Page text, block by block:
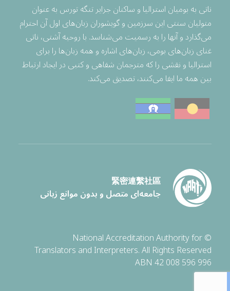
ناتی به بومیان استرالیا و ساکنان جزایر تنگه تورس به عنوان
متولیان سنتی این سرزمین و گویشوران زبان‌های اول آن احترام
می‌گذارد و آنها را به رسمیت می‌شناسد. با روحیه آشتی، ناتی
غنای زبان‌های بومی، زبان‌های اشاره و همه زبان‌ها را برای
استرالیا و نقشی را که مترجمان شفاهی و کتبی در ایجاد ارتباط
بین همه ما ایفا می‌کنند، تصدیق می‌کند.
緊密連繫社區
جامعه‌ای متصل و بدون موانع زبانی
© National Accreditation Authority for
Translators and Interpreters. All Rights Reserved
ABN 42 008 596 996